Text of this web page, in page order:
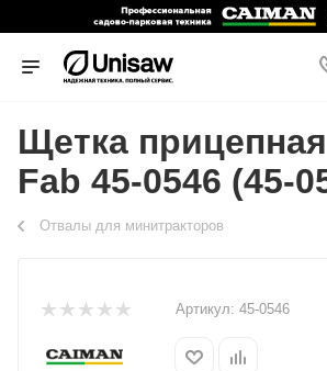
Щетка
Fab 45-0546 (45-
Отвалы для минитракторов
Артикул: 45-0546